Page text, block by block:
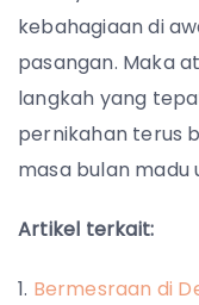
kebahagiaan di
pasangan. Maka
langkah yang
pernikahan terus
masa bulan madu
Artikel terkait:
Bermesraan di